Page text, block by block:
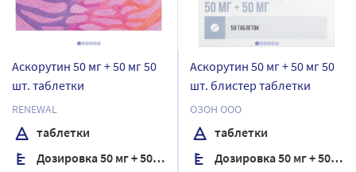
Аскорутин 50 мг + 50 мг 50
шт. таблетки
RENEWAL
таблетки
Дозировка 50 мг + 50 мг
Аскорутин 50 мг + 50 мг 50
шт. блистер таблетки
ОЗОН ООО
таблетки
Дозировка 50 мг + 50 мг